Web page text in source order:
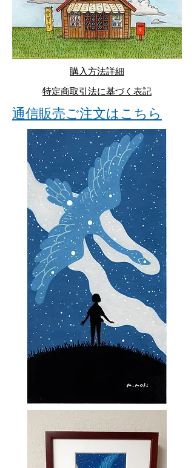
購入方法詳細
特定商取引法に基づく表記
​通信販売ご注文はこちら